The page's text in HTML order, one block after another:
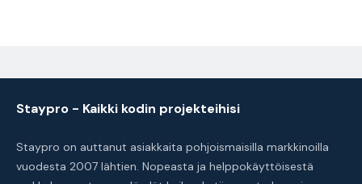
Staypro - Kaikki kodin projekteihisi
Staypro on auttanut asiakkaita pohjoismaisilla markkinoilla
vuodesta 2007 lähtien. Nopeasta ja helppokäyttöisestä